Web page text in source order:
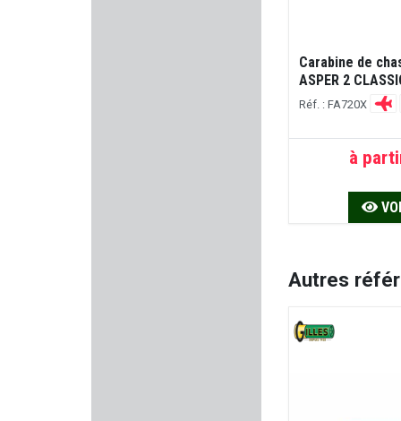
Carabine de
ASPER 2
Réf. : FA720X
à
Autres